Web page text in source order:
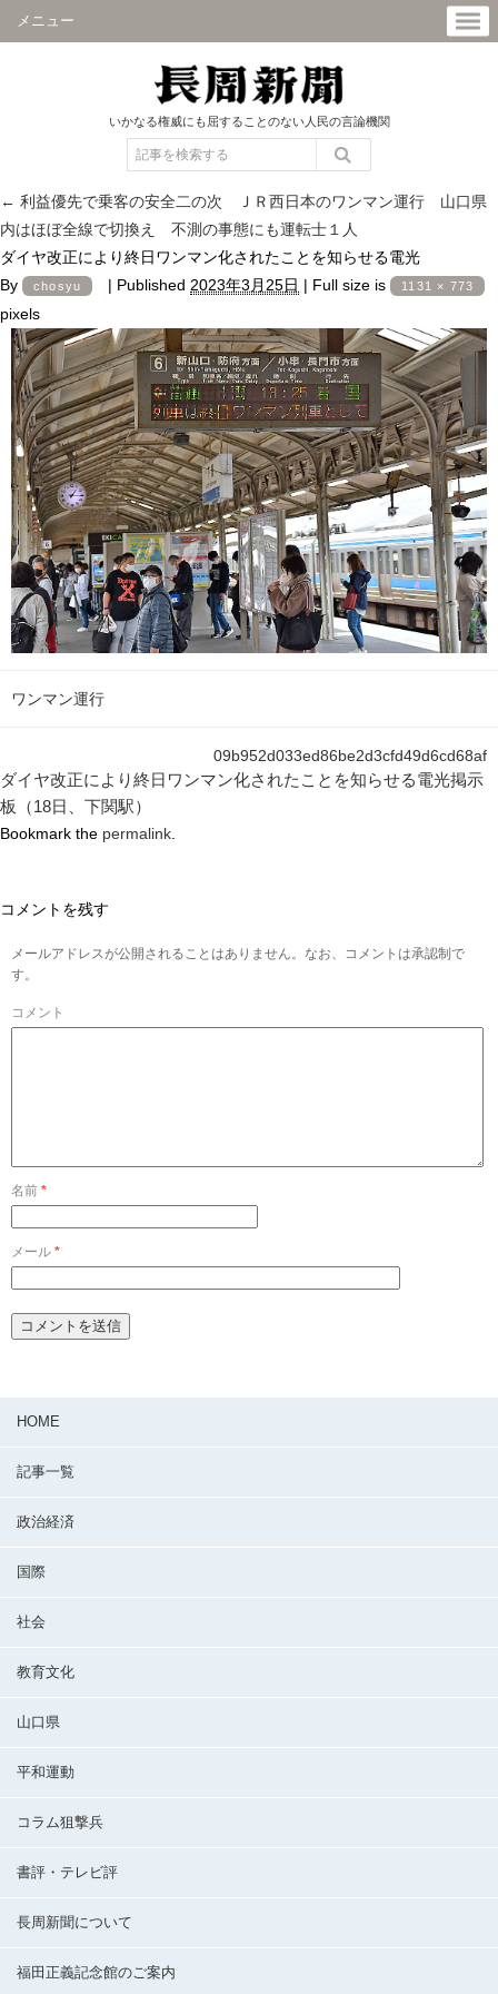
メニュー
いかなる権威にも屈することのない人民の言論機関
← 利益優先で乗客の安全二の次 ＪＲ西日本のワンマン運行 山口県
内はほぼ全線で切換え 不測の事態にも運転士１人
ダイヤ改正により終日ワンマン化されたことを知らせる電光
By
chosyu | Published 2023年3月25日 | Full size is 1131 × 773
pixels
ワンマン運行
09b952d033ed86be2d3cfd49d6cd68af
ダイヤ改正により終日ワンマン化されたことを知らせる電光掲示
板（18日、下関駅）
Bookmark the permalink.
コメントを残す
メールアドレスが公開されることはありません。なお、コメントは承認制で
す。
コメント
名前 *
メール *
HOME
記事一覧
政治経済
国際
社会
教育文化
山口県
平和運動
コラム狙撃兵
書評・テレビ評
長周新聞について
福田正義記念館のご案内